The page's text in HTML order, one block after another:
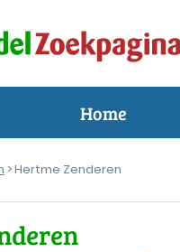
Home
> Hertme Zenderen